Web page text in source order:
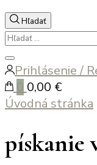
Hľadať
Hľadať:
Zatvoriť
vyhľadávanie
Prihlásenie /
0,00 €
Úvodná stránka
pískanie